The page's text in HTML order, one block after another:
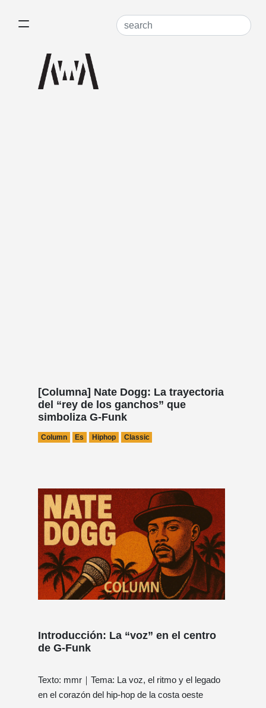
[Columna] Nate Dogg: La trayectoria
del “rey de los ganchos” que
simboliza G-Funk
Column Es Hiphop Classic
Introducción: La “voz” en el centro
de G-Funk
Texto: mmr｜Tema: La voz, el ritmo y el legado
en el corazón del hip-hop de la costa oeste